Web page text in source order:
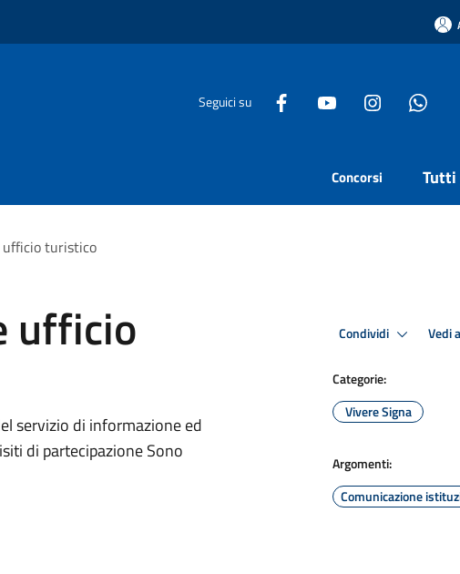
Seguici su
Concorsi
ufficio turistico
ufficio
servizio di informazione ed
di partecipazione Sono
Condividi Vedi
Categorie:
Vivere Signa
Argomenti:
Comunicazione